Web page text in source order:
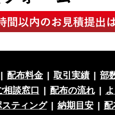
配布料金 取引実績
部
相談窓口 配布の流れ
ティング
納期目安